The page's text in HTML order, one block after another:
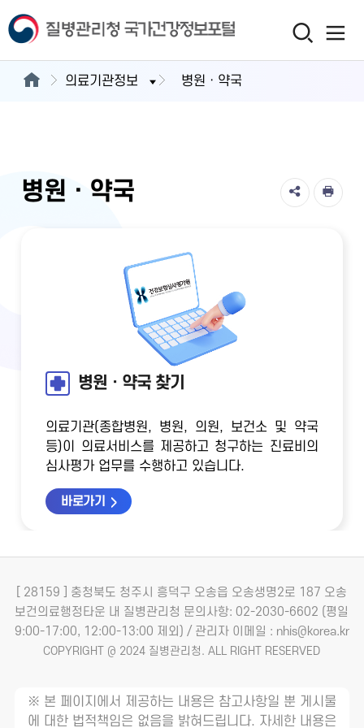
의료기관정보 병원ㆍ약국
병원ㆍ약국
병원ㆍ약국 찾기
의료기관(종합병원, 병원, 의원, 보건소 및 약국
등)이 의료서비스를 제공하고 청구하는 진료비의
심사평가 업무를 수행하고 있습니다.
바로가기
[ 28159 ] 충청북도 청주시 흥덕구 오송읍 오송생명2로 187 오송
보건의료행정타운 내 질병관리청 문의사항: 02-2030-6602 (평일
9:00-17:00, 12:00-13:00 제외) / 관리자 이메일 : nhis@korea.kr
COPYRIGHT @ 2024 질병관리청. ALL RIGHT RESERVED
※ 본 페이지에서 제공하는 내용은 참고사항일 뿐 게시물
에 대한 법적책임은 없음을 밝혀드립니다. 자세한 내용은